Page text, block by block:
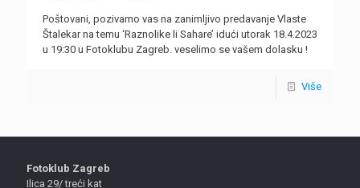
Poštovani, pozivamo vas na zanimljivo predavanje Vlaste
Štalekar na temu ‘Raznolike li Sahare’ idući utorak 18.4.2023
u 19:30 u Fotoklubu Zagreb. veselimo se vašem dolasku !
Više
Fotoklub Zagreb
Ilica 29/ treći kat